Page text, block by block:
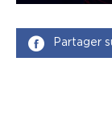
Partager